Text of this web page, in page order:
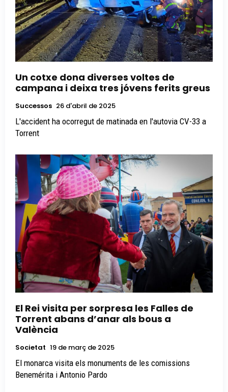
Un cotxe dona diverses voltes de
campana i deixa tres jóvens ferits greus
Successos 26 d'abril de 2025
L'accident ha ocorregut de matinada en l'autovia CV-33 a
Torrent
El Rei visita per sorpresa les Falles de
Torrent abans d’anar als bous a
València
Societat 19 de març de 2025
El monarca visita els monuments de les comissions
Benemérita i Antonio Pardo